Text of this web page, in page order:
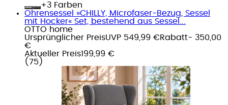
+
Farben
Ohrensessel »CHILLY, Microfaser-Bezug, Sessel
mit Hocker« Set, bestehend aus Sessel...
OTTO home
Ursprünglicher PreisUVP 549,99 €Rabatt- 350,00
€
Aktueller Preis199,99 €
( 75 )